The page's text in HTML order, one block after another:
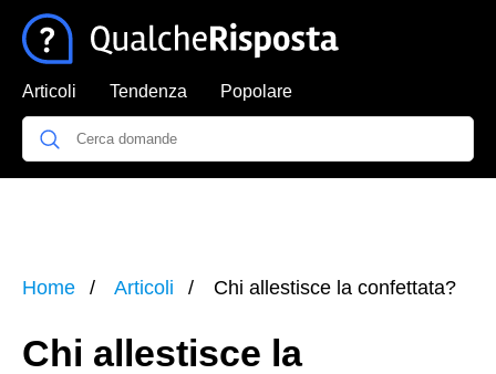
Articoli Tendenza Popolare
Home Articoli Chi allestisce la confettata?
Chi allestisce la